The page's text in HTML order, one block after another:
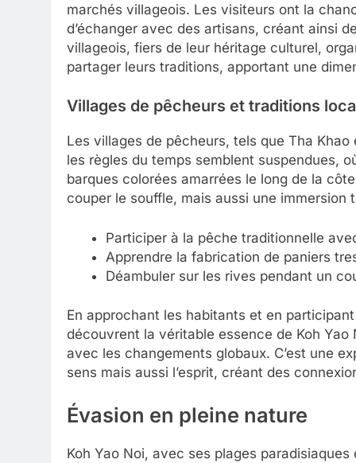
marchés villageois. Les visiteurs ont la
d’échanger avec des artisans, créant ainsi
villageois, fiers de leur héritage culturel,
partager leurs traditions, apportant une
Villages de pêcheurs et traditions
Les villages de pêcheurs, tels que Tha
les règles du temps semblent suspendues,
barques colorées amarrées le long de la
couper le souffle, mais aussi une immersion
Participer à la pêche traditionnelle
Apprendre la fabrication de paniers
Déambuler sur les rives pendant un
En approchant les habitants et en
découvrent la véritable essence de Koh
avec les changements globaux. C’est une
sens mais aussi l’esprit, créant des
Évasion en pleine nature
Koh Yao Noi, avec ses plages